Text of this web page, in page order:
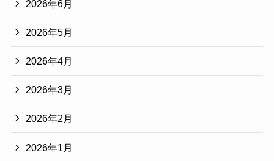
2026年6月
2026年5月
2026年4月
2026年3月
2026年2月
2026年1月